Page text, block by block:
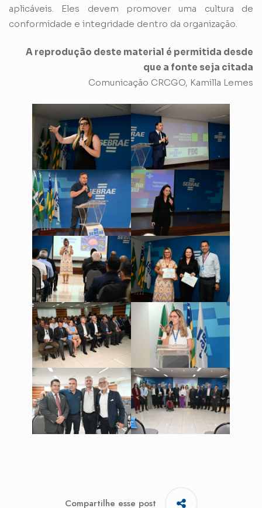
aplicáveis. Eles devem promover uma cultura de
conformidade e integridade dentro da organização.
A reprodução deste material é permitida desde
que a fonte seja citada
Comunicação CRCGO, Kamilla Lemes
Compartilhe esse post